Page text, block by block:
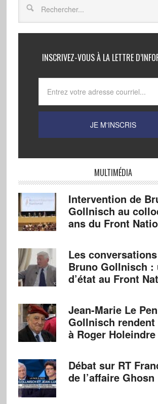
INSCRIVEZ-VOUS À LA LETTRE
MULTIMÉDIA
Intervention de
Gollnisch au
ans du Front
Les
Bruno Gollnisch :
d’état au Front
Jean-Marie Le
Gollnisch rendent
à Roger Holeindre
Débat sur RT
de l’affaire Ghosn